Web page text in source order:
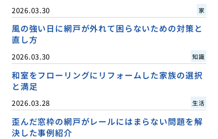
2026.03.30 家
風の強い日に網戸が外れて困らないための対策と
直し方
2026.03.30 知識
和室をフローリングにリフォームした家族の選択
と満足
2026.03.28 生活
歪んだ窓枠の網戸がレールにはまらない問題を解
決した事例紹介